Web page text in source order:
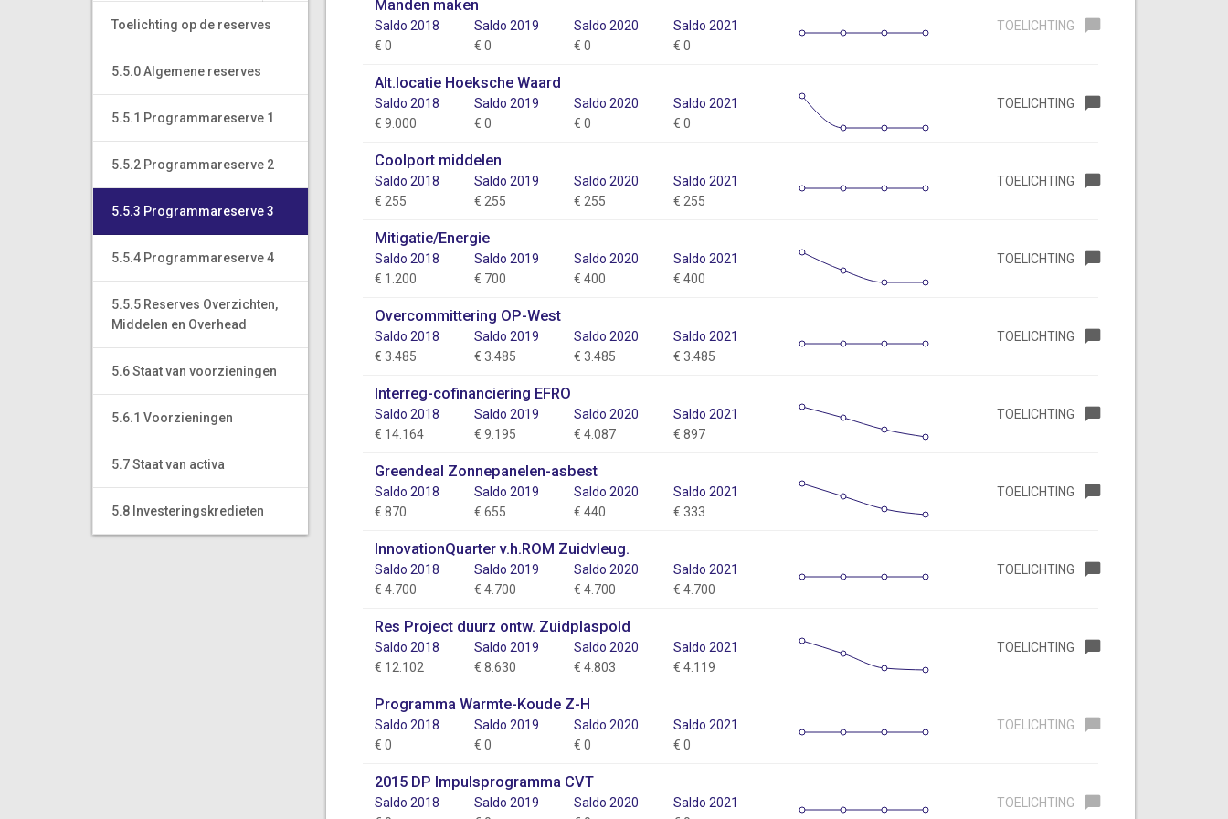
Toelichting op de reserves
5.5.0 Algemene reserves
5.5.1 Programmareserve 1
5.5.2 Programmareserve 2
5.5.3 Programmareserve 3
5.5.4 Programmareserve 4
5.5.5 Reserves Overzichten,
Middelen en Overhead
5.6 Staat van voorzieningen
5.6.1 Voorzieningen
5.7 Staat van activa
5.8 Investeringskredieten
Manden maken
Saldo 2018 Saldo 2019 Saldo 2020
Saldo 2021
€ 0
€ 0 € 0 € 0
TOELICHTING
Alt.locatie Hoeksche Waard
Saldo 2018 Saldo 2019 Saldo 2020
Saldo 2021
€ 9.000
€ 0 € 0 € 0
TOELICHTING
Coolport middelen
Saldo 2018 Saldo 2019 Saldo 2020
Saldo 2021
€ 255
€ 255 € 255 € 255
TOELICHTING
Mitigatie/Energie
Saldo 2018 Saldo 2019 Saldo 2020
Saldo 2021
€ 1.200
€ 700 € 400 € 400
TOELICHTING
Overcommittering OP-West
Saldo 2018 Saldo 2019 Saldo 2020
Saldo 2021
€ 3.485
€ 3.485 € 3.485 € 3.485
TOELICHTING
Interreg-cofinanciering EFRO
Saldo 2018 Saldo 2019 Saldo 2020
Saldo 2021
€ 14.164
€ 9.195 € 4.087 € 897
TOELICHTING
Greendeal Zonnepanelen-asbest
Saldo 2018 Saldo 2019 Saldo 2020
Saldo 2021
€ 870
€ 655 € 440 € 333
TOELICHTING
InnovationQuarter v.h.ROM Zuidvleug.
Saldo 2018 Saldo 2019 Saldo 2020
Saldo 2021
€ 4.700
€ 4.700 € 4.700 € 4.700
TOELICHTING
Res Project duurz ontw. Zuidplaspold
Saldo 2018 Saldo 2019 Saldo 2020
Saldo 2021
€ 12.102
€ 8.630 € 4.803 € 4.119
TOELICHTING
Programma Warmte-Koude Z-H
Saldo 2018 Saldo 2019 Saldo 2020
Saldo 2021
€ 0
€ 0 € 0 € 0
TOELICHTING
2015 DP Impulsprogramma CVT
Saldo 2018 Saldo 2019 Saldo 2020
Saldo 2021
TOELICHTING